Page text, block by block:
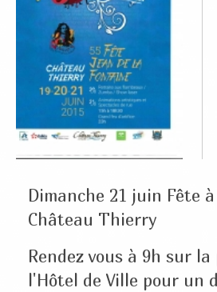
Dimanche 21 juin Fête
Château Thierry
Rendez vous à 9h sur la
l'Hôtel de Ville pour un